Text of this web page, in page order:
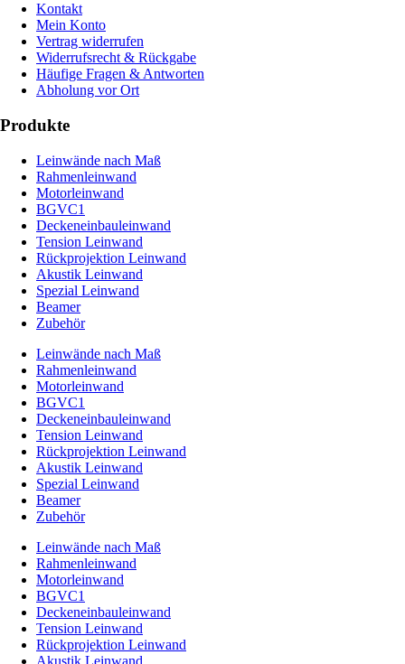
Kontakt
Mein Konto
Vertrag widerrufen
Widerrufsrecht & Rückgabe
Häufige Fragen & Antworten
Abholung vor Ort
Produkte
Leinwände nach Maß
Rahmenleinwand
Motorleinwand
BGVC1
Deckeneinbauleinwand
Tension Leinwand
Rückprojektion Leinwand
Akustik Leinwand
Spezial Leinwand
Beamer
Zubehör
Leinwände nach Maß
Rahmenleinwand
Motorleinwand
BGVC1
Deckeneinbauleinwand
Tension Leinwand
Rückprojektion Leinwand
Akustik Leinwand
Spezial Leinwand
Beamer
Zubehör
Leinwände nach Maß
Rahmenleinwand
Motorleinwand
BGVC1
Deckeneinbauleinwand
Tension Leinwand
Rückprojektion Leinwand
Akustik Leinwand